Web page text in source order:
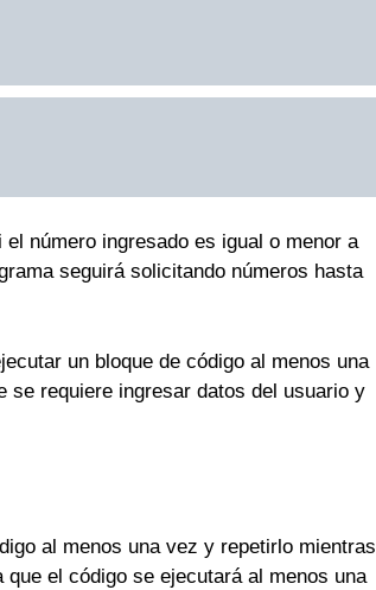
número ingresado es igual o menor a
seguirá solicitando números hasta
un bloque de código al menos una
se requiere ingresar datos del usuario y
al menos una vez y repetirlo mientras
que el código se ejecutará al menos una